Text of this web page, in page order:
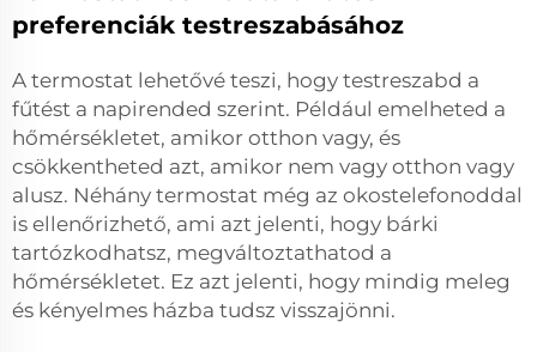
preferenciák testreszabásához
A termostat lehetővé teszi, hogy testreszabd a
fűtést a napirended szerint. Például emelheted a
hőmérsékletet, amikor otthon vagy, és
csökkentheted azt, amikor nem vagy otthon vagy
alusz. Néhány termostat még az okostelefonoddal
is ellenőrizhető, ami azt jelenti, hogy bárki
tartózkodhatsz, megváltoztathatod a
hőmérsékletet. Ez azt jelenti, hogy mindig meleg
és kényelmes házba tudsz visszajönni.